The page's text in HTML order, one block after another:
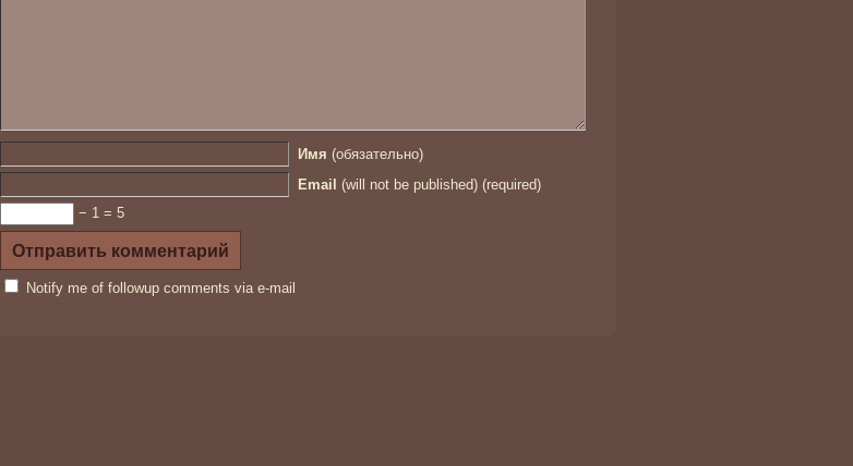
Имя (обязательно)
Email (will not be published) (required)
− 1 = 5
Notify me of followup comments via e-mail